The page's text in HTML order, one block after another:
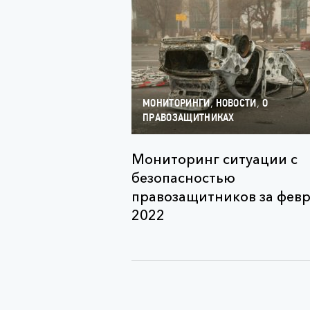
МОНИТОРИНГИ,НОВОСТИ,О
ПРАВОЗАЩИТНИКАХ
Мониторинг ситуации с
безопасностью
правозащитников за
2022